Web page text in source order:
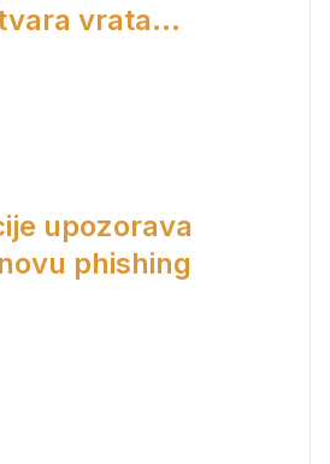
vrata...
upozorava
phishing